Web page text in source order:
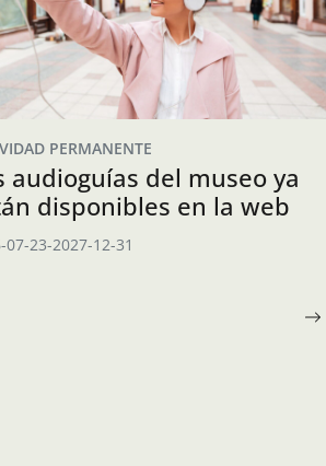
PERMANENTE
audioguías del museo ya
disponibles en la web
07-23-2027-12-31